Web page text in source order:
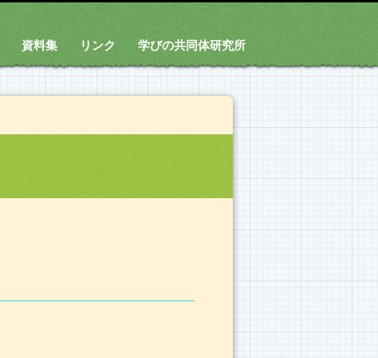
資料集 リンク 学びの共同体研究所